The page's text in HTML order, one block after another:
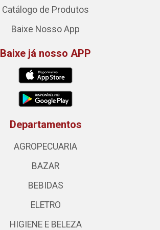
Catálogo de Produtos
Baixe Nosso App
Baixe já nosso APP
Departamentos
AGROPECUARIA
BAZAR
BEBIDAS
ELETRO
HIGIENE E BELEZA